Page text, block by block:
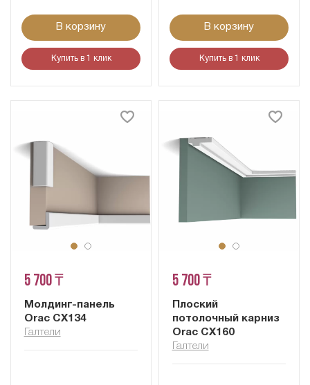
В корзину
Купить в 1 клик
В корзину
Купить в 1 клик
5 700 ₸
Молдинг-панель
Orac CX134
Галтели
5 700 ₸
Плоский
потолочный карниз
Orac CX160
Галтели